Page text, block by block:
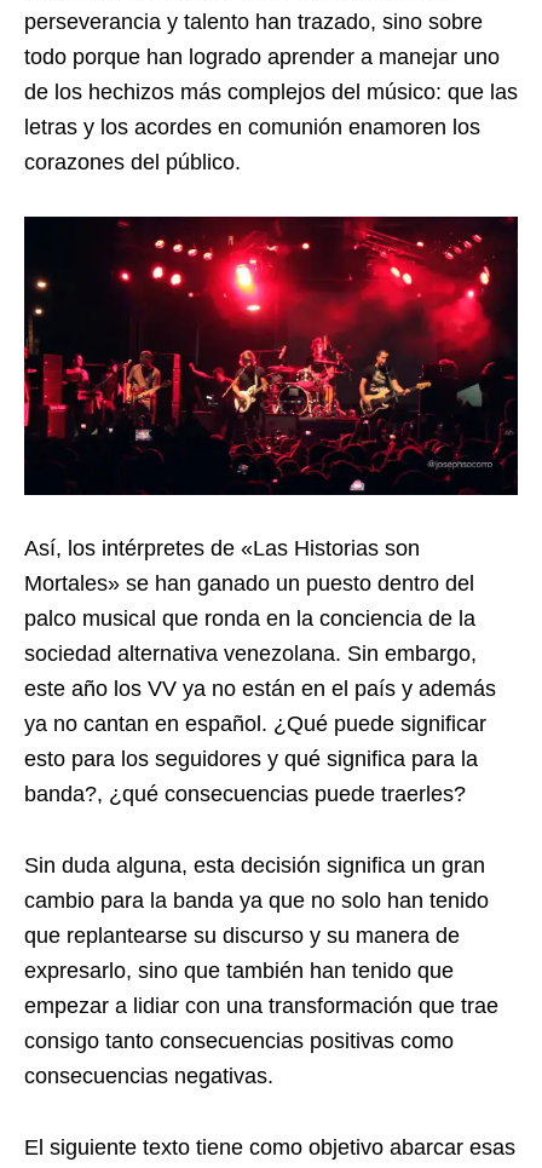
perseverancia y talento han trazado, sino sobre
todo porque han logrado aprender a manejar uno
de los hechizos más complejos del músico: que las
letras y los acordes en comunión enamoren los
corazones del público.
Así, los intérpretes de «Las Historias son
Mortales» se han ganado un puesto dentro del
palco musical que ronda en la conciencia de la
sociedad alternativa venezolana. Sin embargo,
este año los VV ya no están en el país y además
ya no cantan en español. ¿Qué puede significar
esto para los seguidores y qué significa para la
banda?, ¿qué consecuencias puede traerles?
Sin duda alguna, esta decisión significa un gran
cambio para la banda ya que no solo han tenido
que replantearse su discurso y su manera de
expresarlo, sino que también han tenido que
empezar a lidiar con una transformación que trae
consigo tanto consecuencias positivas como
consecuencias negativas.
El siguiente texto tiene como objetivo abarcar esas